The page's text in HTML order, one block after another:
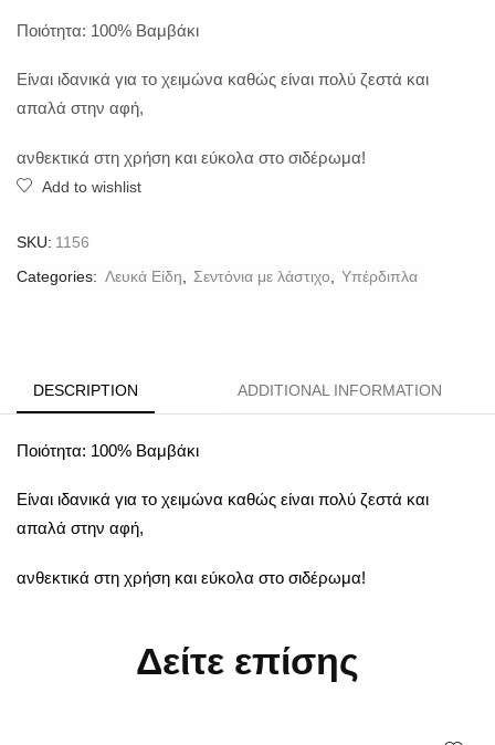
Ποιότητα: 100% Βαμβάκι
Είναι ιδανικά για το χειμώνα καθώς είναι πολύ ζεστά και
απαλά στην αφή,
ανθεκτικά στη χρήση και εύκολα στο σιδέρωμα!
Add to wishlist
SKU: 1156
Categories: Λευκά Είδη Σεντόνια με λάστιχο Υπέρδιπλα
DESCRIPTION ADDITIONAL INFORMATION
Ποιότητα: 100% Βαμβάκι
Είναι ιδανικά για το χειμώνα καθώς είναι πολύ ζεστά και
απαλά στην αφή,
ανθεκτικά στη χρήση και εύκολα στο σιδέρωμα!
Δείτε επίσης